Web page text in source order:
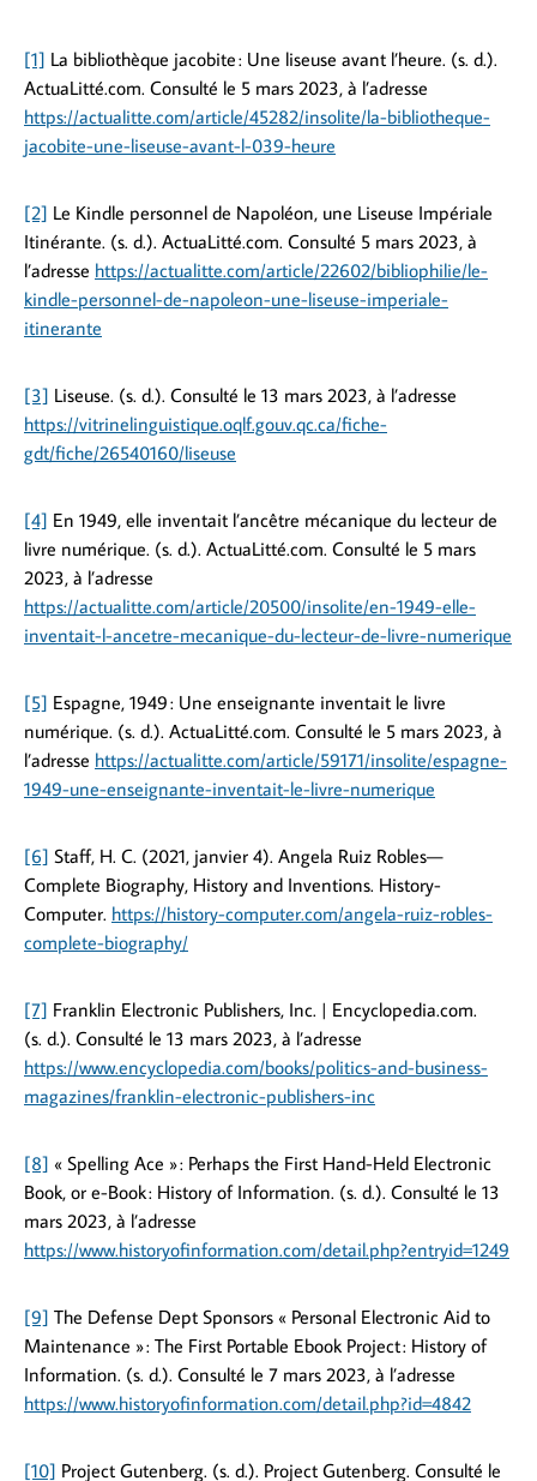
[1] La bibliothèque jacobite : Une liseuse avant l’heure. (s. d.).
ActuaLitté.com. Consulté le 5 mars 2023, à l’adresse
https://actualitte.com/article/45282/insolite/la-bibliotheque-
jacobite-une-liseuse-avant-l-039-heure
[2] Le Kindle personnel de Napoléon, une Liseuse Impériale
Itinérante. (s. d.). ActuaLitté.com. Consulté 5 mars 2023, à
l’adresse https://actualitte.com/article/22602/bibliophilie/le-
kindle-personnel-de-napoleon-une-liseuse-imperiale-
itinerante
[3] Liseuse. (s. d.). Consulté le 13 mars 2023, à l’adresse
https://vitrinelinguistique.oqlf.gouv.qc.ca/fiche-
gdt/fiche/26540160/liseuse
[4] En 1949, elle inventait l’ancêtre mécanique du lecteur de
livre numérique. (s. d.). ActuaLitté.com. Consulté le 5 mars
2023, à l’adresse
https://actualitte.com/article/20500/insolite/en-1949-elle-
inventait-l-ancetre-mecanique-du-lecteur-de-livre-numerique
[5] Espagne, 1949 : Une enseignante inventait le livre
numérique. (s. d.). ActuaLitté.com. Consulté le 5 mars 2023, à
l’adresse https://actualitte.com/article/59171/insolite/espagne-
1949-une-enseignante-inventait-le-livre-numerique
[6] Staff, H. C. (2021, janvier 4). Angela Ruiz Robles—
Complete Biography, History and Inventions. History-
Computer. https://history-computer.com/angela-ruiz-robles-
complete-biography/
[7] Franklin Electronic Publishers, Inc. | Encyclopedia.com.
(s. d.). Consulté le 13 mars 2023, à l’adresse
https://www.encyclopedia.com/books/politics-and-business-
magazines/franklin-electronic-publishers-inc
[8] « Spelling Ace » : Perhaps the First Hand-Held Electronic
Book, or e-Book : History of Information. (s. d.). Consulté le 13
mars 2023, à l’adresse
https://www.historyofinformation.com/detail.php?entryid=1249
[9] The Defense Dept Sponsors « Personal Electronic Aid to
Maintenance » : The First Portable Ebook Project : History of
Information. (s. d.). Consulté le 7 mars 2023, à l’adresse
https://www.historyofinformation.com/detail.php?id=4842
[10] Project Gutenberg. (s. d.). Project Gutenberg. Consulté le